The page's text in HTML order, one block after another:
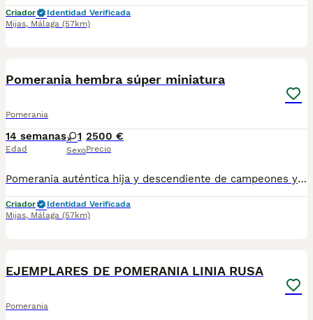
Criador
Identidad Verificada
Mijas, Málaga (57km)
Pomerania hembra súper miniatura
Pomerania
14 semanas
Edad
1
Sexo
2500 €
Precio
Pomerania auténtica hija y descendiente de campeones y multicampeones. Chata, peluda y súper súper miniatura. Lista para entregar. Maxima calidad y precio especial verano!!!
Criador
Identidad Verificada
Mijas, Málaga (57km)
EJEMPLARES DE POMERANIA LINIA RUSA
Pomerania